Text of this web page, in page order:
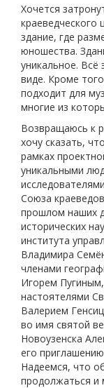
Хочется
краеведческого
здание, где
юношества.
уникальное. Всё
виде. Кроме
подходит для
многие из
Возвращаюсь к
хочу сказать,
рамках
уникальными
Союза
прошлом наших
исторических
института
Владимира
членами
Игорем
настоятелями
Валерием
во имя святой
Новоузенска
его
Надеемся, что
продолжаться